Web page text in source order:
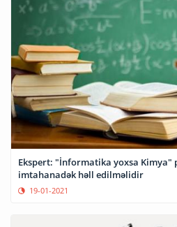
Ekspert: "İnformatika yoxsa Kimya"
imtahanadək həll edilməlidir
19-01-2021